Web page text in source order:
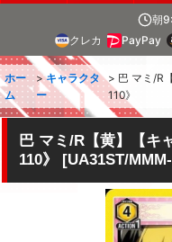
朝
クレカ
PayPay
ホー
ム
> キャラクタ
ー
> 巴 マミ/R
110》
巴 マミ/R【黄】【キ
110》
[UA31ST/